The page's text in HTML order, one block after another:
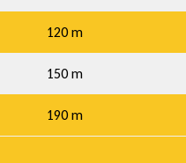
120 m
150 m
190 m